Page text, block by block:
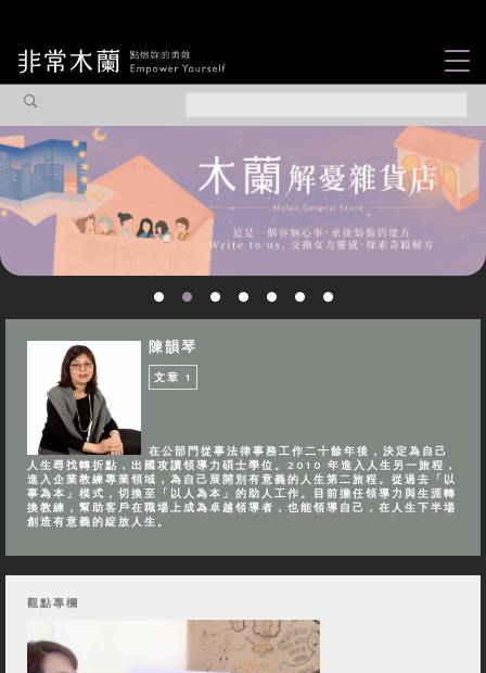
焦點企劃
社會企業
陳韻琴
文章 1
在公部門從事法律事務工作二十餘年後，決定為自己
人生尋找轉折點，出國攻讀領導力碩士學位。2010 年進入人生另一旅程，
進入企業教練專業領域，為自己展開別有意義的人生第二旅程。從過去「以
事為本」模式，切換至「以人為本」的助人工作。目前擔任領導力與生涯轉
換教練，幫助客戶在職場上成為卓越領導者，也能領導自己，在人生下半場
創造有意義的綻放人生。
觀點專欄